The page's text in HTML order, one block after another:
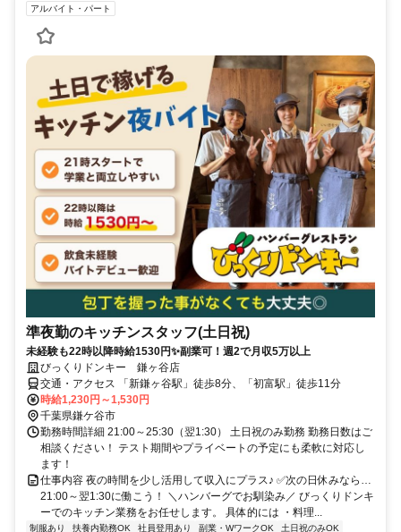
アルバイト・パート
準夜勤のキッチンスタッフ(土日祝)
未経験も22時以降時給1530円✨副業可！週2で月収5万以上
びっくりドンキー 鎌ヶ谷店
交通・アクセス 「新鎌ヶ谷駅」徒歩8分、「初富駅」徒歩11分
時給1,230円～1,530円
千葉県鎌ケ谷市
勤務時間詳細 21:00～25:30（翌1:30） 土日祝のみ勤務 勤務日数はご
相談ください！ テスト期間やプライベートの予定にも柔軟に対応し
ます！
仕事内容 夜の時間を少し活用して収入にプラス♪ ✅次の日休みなら…
21:00～翌1:30に働こう！ ＼ハンバーグでお馴染み／ びっくりドンキ
ーでのキッチン業務をお任せします。 具体的には ・料理...
制服あり 扶養内勤務OK 社員登用あり 副業・WワークOK
土日祝のみOK